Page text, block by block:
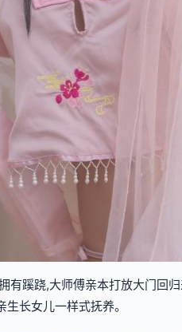
蹊跷,大师傅亲本打放大门回
长女儿一样式抚养。